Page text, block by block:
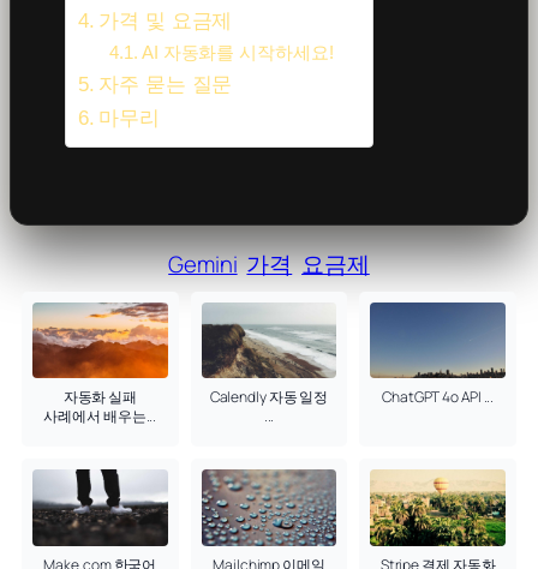
가격 및 요금제
AI 자동화를 시작하세요!
자주 묻는 질문
마무리
Gemini 가격 요금제
자동화 실패
사례에서 배우는...
Calendly 자동 일정
...
ChatGPT 4o API ...
Make.com 한국어
Mailchimp 이메일
Stripe 결제 자동화